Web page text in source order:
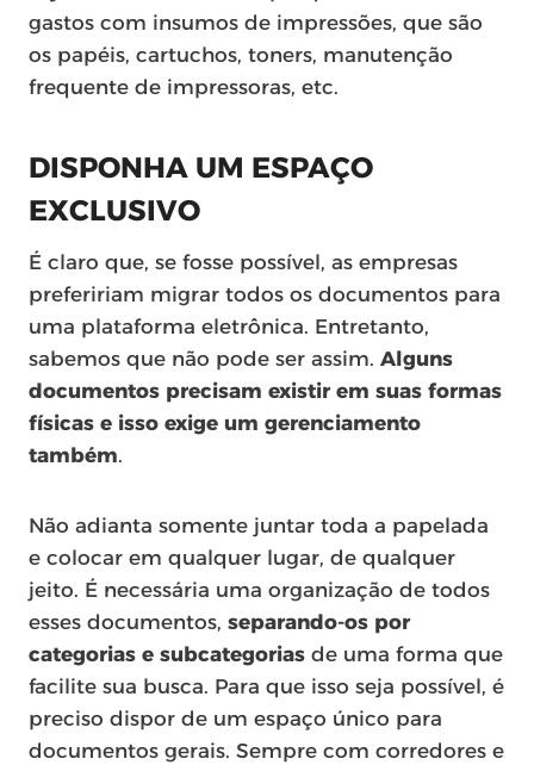
gastos com insumos de impressões, que são
os papéis, cartuchos, toners, manutenção
frequente de impressoras, etc.
DISPONHA UM ESPAÇO
EXCLUSIVO
É claro que, se fosse possível, as empresas
prefeririam migrar todos os documentos para
uma plataforma eletrônica. Entretanto,
sabemos que não pode ser assim. Alguns
documentos precisam existir em suas formas
físicas e isso exige um gerenciamento
também.
Não adianta somente juntar toda a papelada
e colocar em qualquer lugar, de qualquer
jeito. É necessária uma organização de todos
esses documentos, separando-os por
categorias e subcategorias de uma forma que
facilite sua busca. Para que isso seja possível, é
preciso dispor de um espaço único para
documentos gerais. Sempre com corredores e